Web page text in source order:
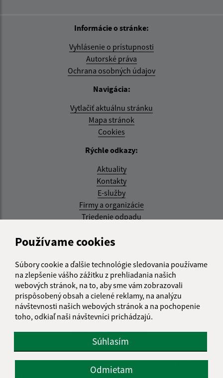
Používame cookies
Súbory cookie a ďalšie technológie sledovania používame
na zlepšenie vášho zážitku z prehliadania našich
webových stránok, na to, aby sme vám zobrazovali
prispôsobený obsah a cielené reklamy, na analýzu
návštevnosti našich webových stránok a na pochopenie
toho, odkiaľ naši návštevníci prichádzajú.
Súhlasím
Odmietam
Informácie o stránke:
Vyhlásenie o prístupnosti
Autorské práva
Ochrana osobných údajov
Navigácia:
Vytlačiť aktuálnu stránku
Mapa stránok
Cookies
Rýchle odkazy:
Aktuality
Kontakty
E-služby
Firmy a organizácie
Triedenie odpadu
Aktualizované:
RSS
Správca obsahu:
Správca obsahu je Obec Kysak.
Vytvorené v súlade sJednotným dizajn manuálom
elektronických služieb.
web portál webhosting webex.digital, s.r.o.
domény
spoločnosť webex.digital, s.r.o.